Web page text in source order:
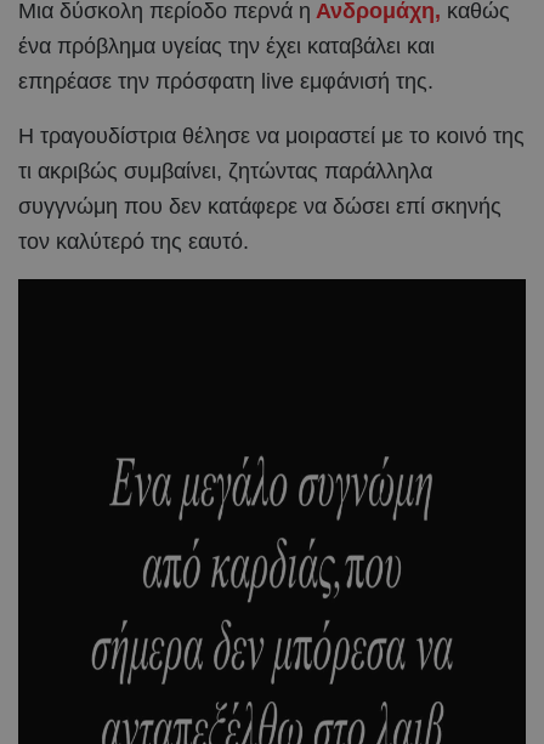
Μια δύσκολη περίοδο περνά η Ανδρομάχη, καθώς
ένα πρόβλημα υγείας την έχει καταβάλει και
επηρέασε την πρόσφατη live εμφάνισή της.
Η τραγουδίστρια θέλησε να μοιραστεί με το κοινό της
τι ακριβώς συμβαίνει, ζητώντας παράλληλα
συγγνώμη που δεν κατάφερε να δώσει επί σκηνής
τον καλύτερό της εαυτό.